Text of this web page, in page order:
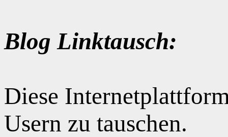
Blog Linktausch:
Diese
Usern zu tauschen.